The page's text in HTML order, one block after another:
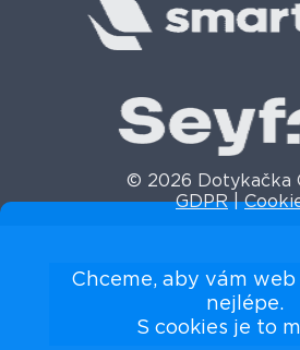
© 2026 Dotykačka
GDPR|
Chceme, aby vám
nejlépe.
S cookies je to